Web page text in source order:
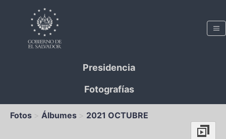
Presidencia
Fotografías
Fotos Álbumes 2021 OCTUBRE